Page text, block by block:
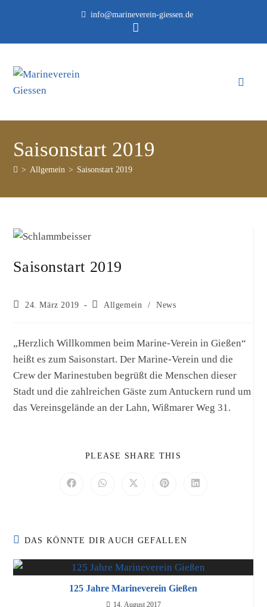
info@marineverein-giessen.de
Saisonstart 2019
> Allgemein > Saisonstart 2019
Saisonstart 2019
24. März 2019 Allgemein / News
„Herzlich Willkommen beim Marine-Verein in Gießen“
heißt es zum Saisonstart. Der Marine-Verein und die
Crew der Marinestuben begrüßt die Menschen dieser
Stadt und die zahlreichen Gäste zum Antuckern rund um
das Vereinsgelände an der Lahn, Wißmarer Weg 31.
PLEASE SHARE THIS
DAS KÖNNTE DIR AUCH GEFALLEN
125 Jahre Marineverein Gießen
14. August 2017